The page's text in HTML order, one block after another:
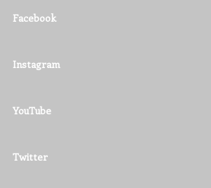
Facebook
Instagram
YouTube
Twitter